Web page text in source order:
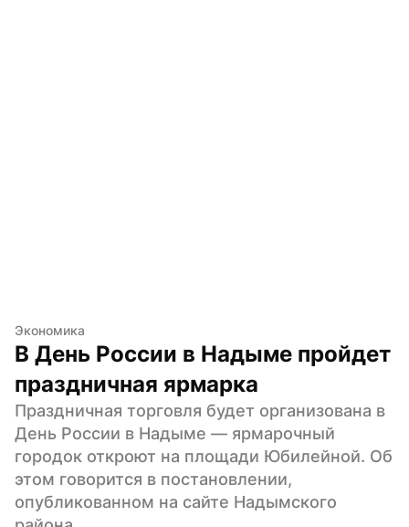
Экономика
В День России в Надыме пройдет
праздничная ярмарка
Праздничная торговля будет организована в
День России в Надыме — ярмарочный
городок откроют на площади Юбилейной. Об
этом говорится в постановлении,
опубликованном на сайте Надымского